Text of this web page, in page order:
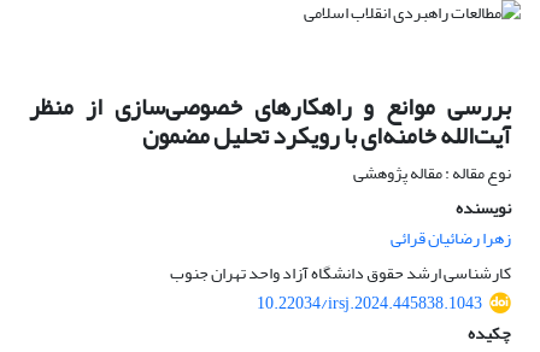
بررسی موانع و راهکارهای خصوصی‌سازی از منظر
آیت‌الله خامنه‌ای با رویکرد تحلیل مضمون
نوع مقاله : مقاله پژوهشی
نویسنده
زهرا رضائیان قرائی
کارشناسی ارشد حقوق دانشگاه آزاد واحد تهران جنوب
10.22034/irsj.2024.445838.1043
چکیده